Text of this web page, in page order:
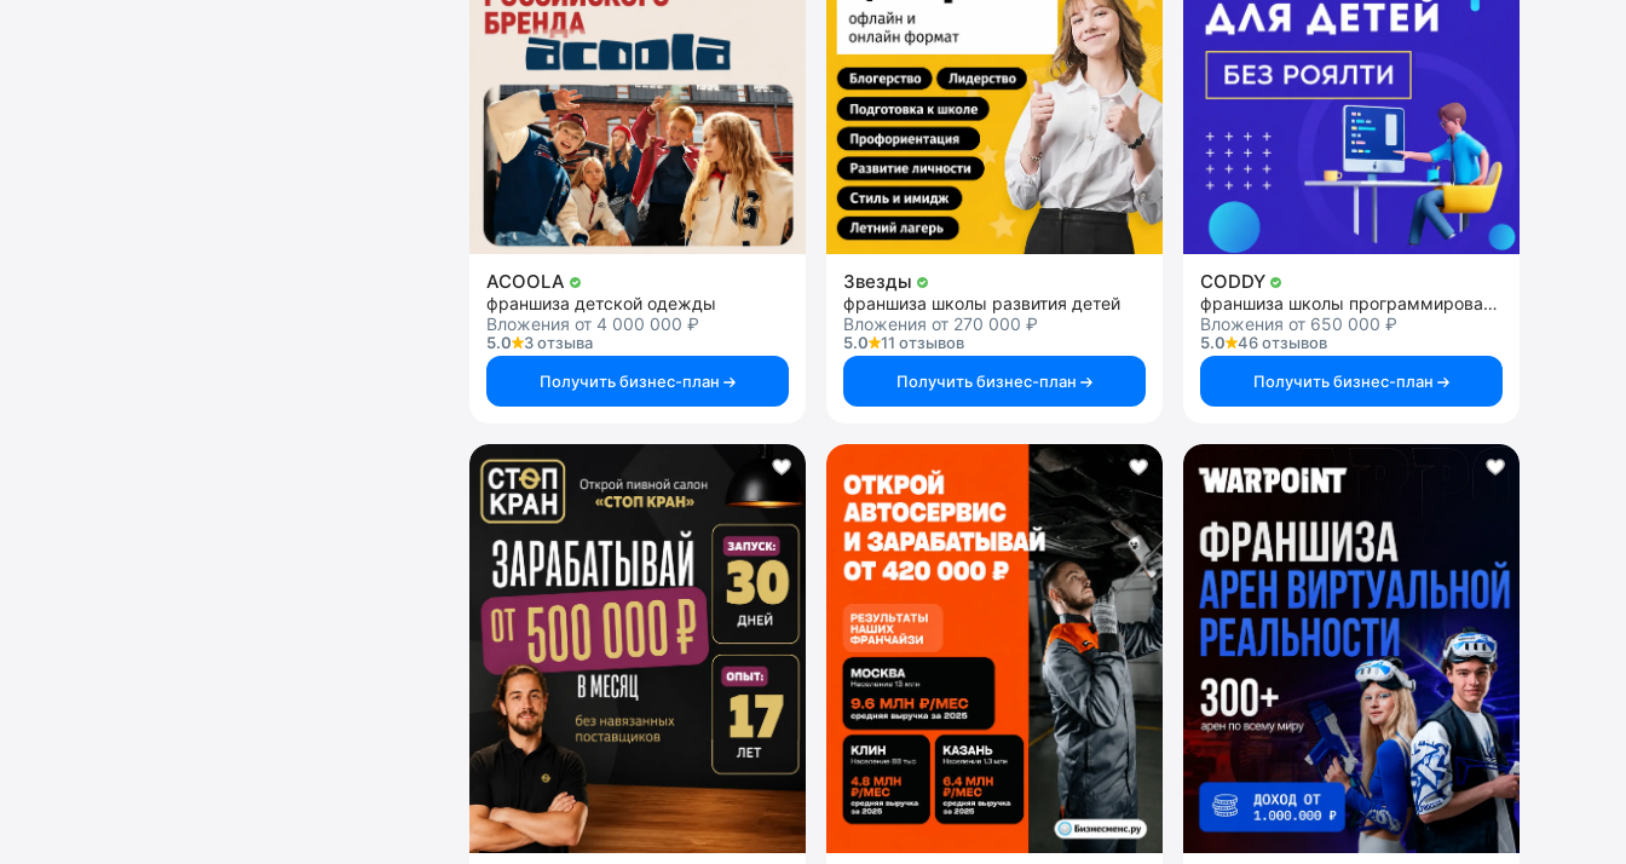
ACOOLA
франшиза детской одежды
Вложения от 4 000 000 ₽
5.0
3 отзыва
Получить бизнес-план
Звезды
франшиза школы развития детей
Вложения от 270 000 ₽
5.0
11 отзывов
Получить бизнес-план
CODDY
франшиза школы программирования и дизайна для детей
Вложения от 650 000 ₽
5.0
46 отзывов
Получить бизнес-план